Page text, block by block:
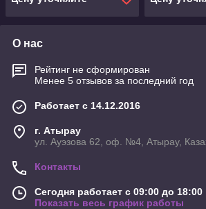
О нас
Рейтинг не сформирован
Менее 5 отзывов за последний год
Работает с 14.12.2016
г. Атырау
ул. Ауэзова 62, оф. №4, Атырау,
Контакты
Сегодня работает с 09:00 до 18:00
Показать весь график работы